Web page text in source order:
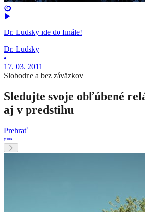
Dr. Ludsky ide do finále!
Dr. Ludsky
•
17. 03. 2011
Slobodne a bez záväzkov
Sledujte svoje obľúbené
aj v predstihu
Prehrať